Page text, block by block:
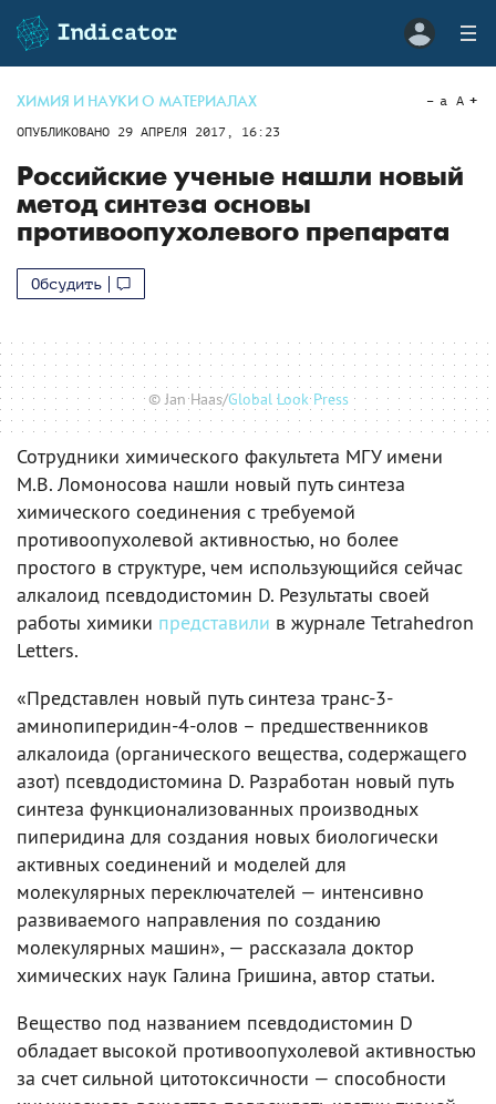
ХИМИЯ И НАУКИ О МАТЕРИАЛАХ
ОПУБЛИКОВАНО 29 АПРЕЛЯ 2017, 16:23
a A
Российские ученые нашли новый
метод синтеза основы
противоопухолевого препарата
Обсудить
© Jan Haas/Global Look Press
Сотрудники химического факультета МГУ имени
М.В. Ломоносова нашли новый путь синтеза
химического соединения с требуемой
противоопухолевой активностью, но более
простого в структуре, чем использующийся сейчас
алкалоид псевдодистомин D. Результаты своей
работы химики представили в журнале Tetrahedron
Letters.
«Представлен новый путь синтеза транс-3-
аминопиперидин-4-олов – предшественников
алкалоида (органического вещества, содержащего
азот) псевдодистомина D. Разработан новый путь
синтеза функционализованных производных
пиперидина для создания новых биологически
активных соединений и моделей для
молекулярных переключателей — интенсивно
развиваемого направления по созданию
молекулярных машин», — рассказала доктор
химических наук Галина Гришина, автор статьи.
Вещество под названием псевдодистомин D
обладает высокой противоопухолевой активностью
за счет сильной цитотоксичности — способности